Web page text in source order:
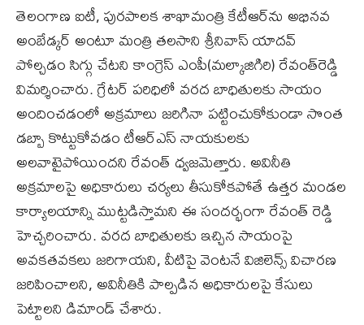
తెలంగాణ ఐటీ, పురపాలక శాఖామంత్రి కేటీఆర్‌ను అభినవ
అంబేడ్కర్‌ అంటూ మంత్రి తలసాని శ్రీనివాస్‌ యాదవ్‌
పోల్చడం సిగ్గు చేటని కాంగ్రెస్‌ ఎంపీ(మల్కాజిగిరి) రేవంత్‌రెడ్డి
విమర్శించారు. గ్రేటర్‌ పరిధిలో వరద బాధితులకు సాయం
అందించడంలో అక్రమాలు జరిగినా పట్టించుకోకుండా సొంత
డబ్బా కొట్టుకోవడం టీఆర్‌ఎస్‌ నాయకులకు
అలవాటైపోయిందని రేవంత్‌ ధ్వజమెత్తారు. అవినీతి
అక్రమాలపై అధికారులు చర్యలు తీసుకోకపోతే ఉత్తర మండల
కార్యాలయాన్ని ముట్టడిస్తామని ఈ సందర్భంగా రేవంత్‌ రెడ్డి
హెచ్చరించారు. వరద బాధితులకు ఇచ్చిన సాయంపై
అవకతవకలు జరిగాయని, వీటిపై వెంటనే విజిలెన్స్‌ విచారణ
జరిపించాలని, అవినీతికి పాల్పడిన అధికారులపై కేసులు
పెట్టాలని డిమాండ్‌ చేశారు.